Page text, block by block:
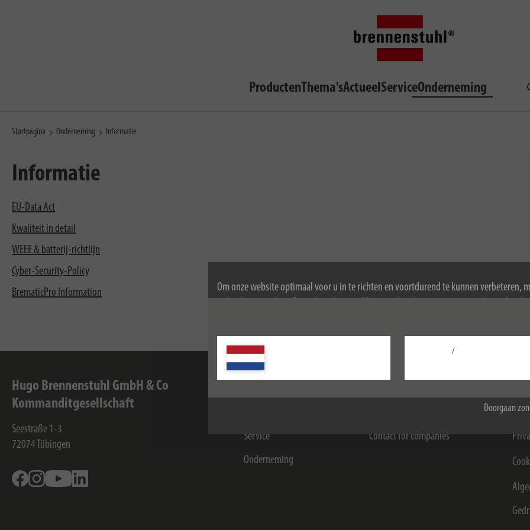
Om onze website optimaal voor u in te richten en voortdurend te kunnen verbeteren,
Doorgaan
/
ProductenThema'sActueelServiceOnderneming
Startpagina Onderneming Informatie
Informatie
EU-Data Act
Kwaliteit in detail
WEEE & batterij-richtlijn
Cyber-Security-Policy
BrematicPro Information
Hugo Brennenstuhl GmbH & Co
Kommanditgesellschaft
Seestraße 1-3
72074 Tübingen
FacebookInstagramYoutube
Service
Onderneming
Contact for companies